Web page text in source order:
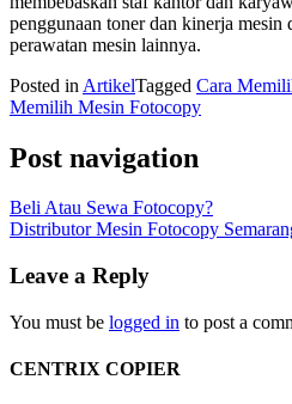
penggunaan toner dan kinerja mesin
perawatan mesin lainnya.
Posted in ArtikelTagged Cara
Memilih Mesin Fotocopy
Post navigation
Beli Atau Sewa Fotocopy?
Distributor Mesin Fotocopy
Leave a Reply
You must be logged in to post a
CENTRIX COPIER